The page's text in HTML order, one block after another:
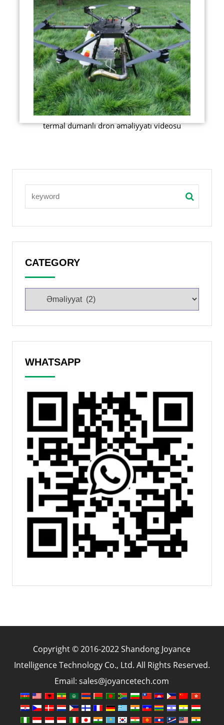
termal dumanlı dron əməliyyatı videosu
CATEGORY
WHATSAPP
Copyright © 2016-2022 Shandong Joyance
Intelligence Technology Co., Ltd. All Rights Reserved.
Email: sales@joyancetech.com